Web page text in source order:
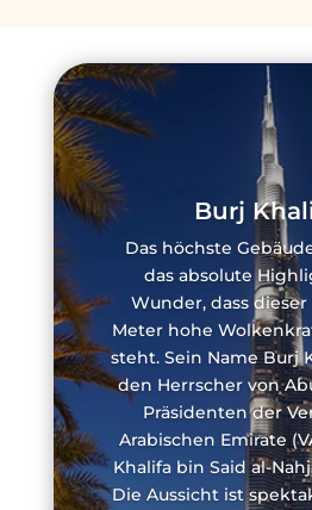
Burj
Das höchste
das absolute
Wunder, dass dieser
Meter hohe
steht. Sein Name Burj
den Herrscher von
Präsidenten der
Arabischen Emirate
Khalifa bin Said al-
Die Aussicht ist